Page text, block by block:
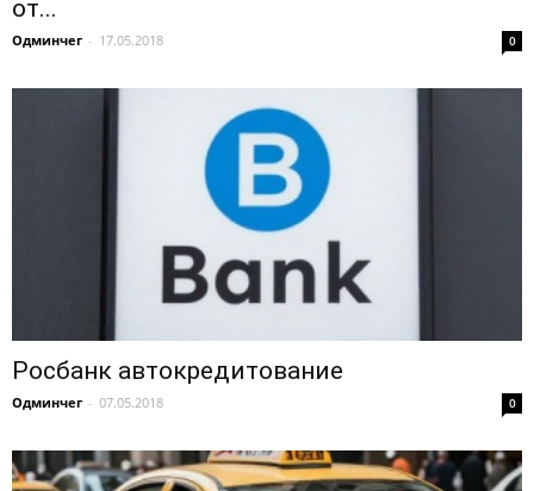
от...
Одминчег - 17.05.2018 0
Росбанк автокредитование
Одминчег - 07.05.2018 0